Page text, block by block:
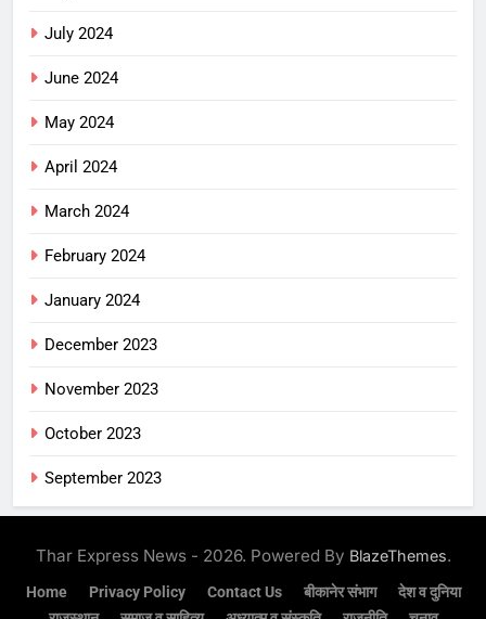
July 2024
June 2024
May 2024
April 2024
March 2024
February 2024
January 2024
December 2023
November 2023
October 2023
September 2023
Thar Express News - 2026. Powered By BlazeThemes.
Home Privacy Policy Contact Us बीकानेर संभाग
देश व दुनिया